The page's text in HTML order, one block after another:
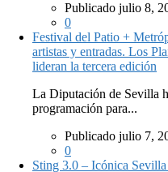
Publicado julio 8,
0
Festival del Patio +
artistas y entradas. Los
lideran la tercera edición
La Diputación de Sevilla
programación para...
Publicado julio 7,
0
Sting 3.0 – Icónica